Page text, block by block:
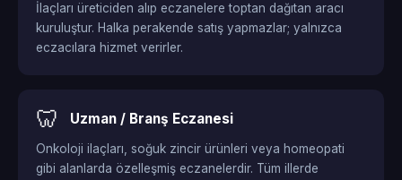
İlaçları üreticiden alıp eczanelere toptan dağıtan aracı
kuruluştur. Halka perakende satış yapmazlar; yalnızca
eczacılara hizmet verirler.
🦷 Uzman / Branş Eczanesi
Onkoloji ilaçları, soğuk zincir ürünleri veya homeopati
gibi alanlarda özelleşmiş eczanelerdir. Tüm illerde